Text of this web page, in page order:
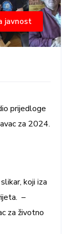
javnost
prijedloge
za 2024.
koji iza
–
za životno